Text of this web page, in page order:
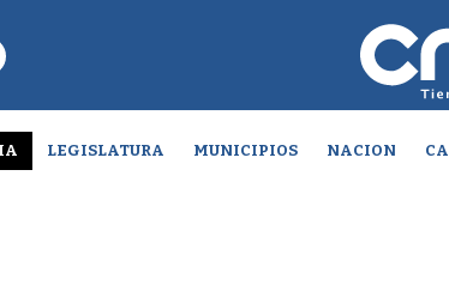
LEGISLATURA MUNICIPIOS NACION